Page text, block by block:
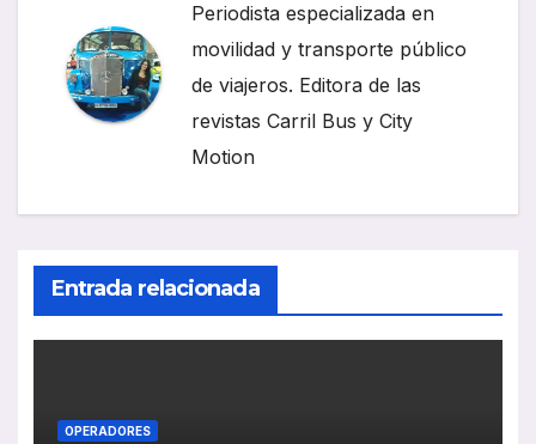
Periodista especializada en
movilidad y transporte público
de viajeros. Editora de las
revistas Carril Bus y City
Motion
Entrada relacionada
OPERADORES